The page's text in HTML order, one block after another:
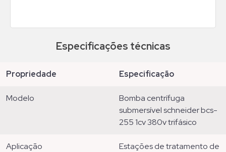
Especificações técnicas
propriedade especificação
modelo
bomba centrífuga
submersível schneider bcs-
255 1cv 380v trifásico
aplicação
estações de tratamento de